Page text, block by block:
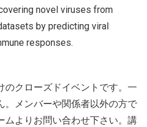
novel viruses from
by predicting viral
responses.
のクローズドイベントです。一
。メンバーや関係者以外の方で
ムよりお問い合わせ下さい。講